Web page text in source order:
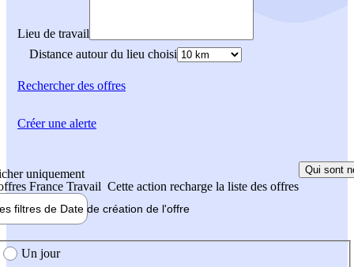
Lieu de travail
Distance autour du lieu choisi
Rechercherdes offres
uniquement
France Travail Cette action recharge la liste des offres
Qui sont
filtres de Date de création de l'offre
création de l'offre
Un jour
Créer une alerte